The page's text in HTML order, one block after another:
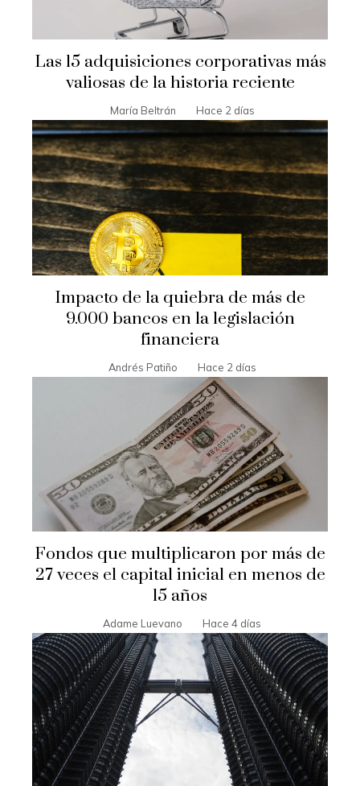
Las 15 adquisiciones corporativas más
valiosas de la historia reciente
María Beltrán Hace 2 días
Impacto de la quiebra de más de
9.000 bancos en la legislación
financiera
Andrés Patiño Hace 2 días
Fondos que multiplicaron por más de
27 veces el capital inicial en menos de
15 años
Adame Luevano Hace 4 días